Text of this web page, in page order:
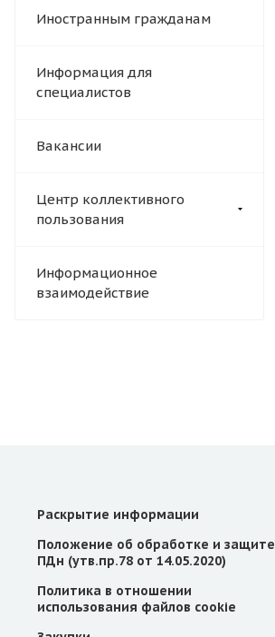
Иностранным гражданам
Информация для
специалистов
Вакансии
Центр коллективного
пользования
Информационное
взаимодействие
Раскрытие информации
Положение об обработке и защите
ПДн (утв.пр.78 от 14.05.2020)
Политика в отношении
использования файлов cookie